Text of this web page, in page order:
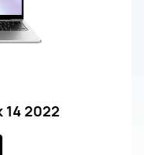
14 2022